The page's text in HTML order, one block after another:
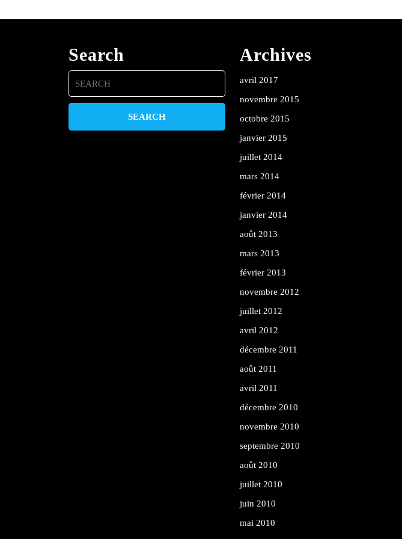
Search
Search
for:
Archives
avril 2017
novembre 2015
octobre 2015
janvier 2015
juillet 2014
mars 2014
février 2014
janvier 2014
août 2013
mars 2013
février 2013
novembre 2012
juillet 2012
avril 2012
décembre 2011
août 2011
avril 2011
décembre 2010
novembre 2010
septembre 2010
août 2010
juillet 2010
juin 2010
mai 2010